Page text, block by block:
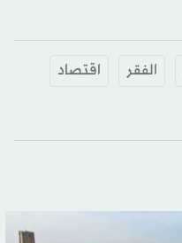
الفقر
اقتصاد